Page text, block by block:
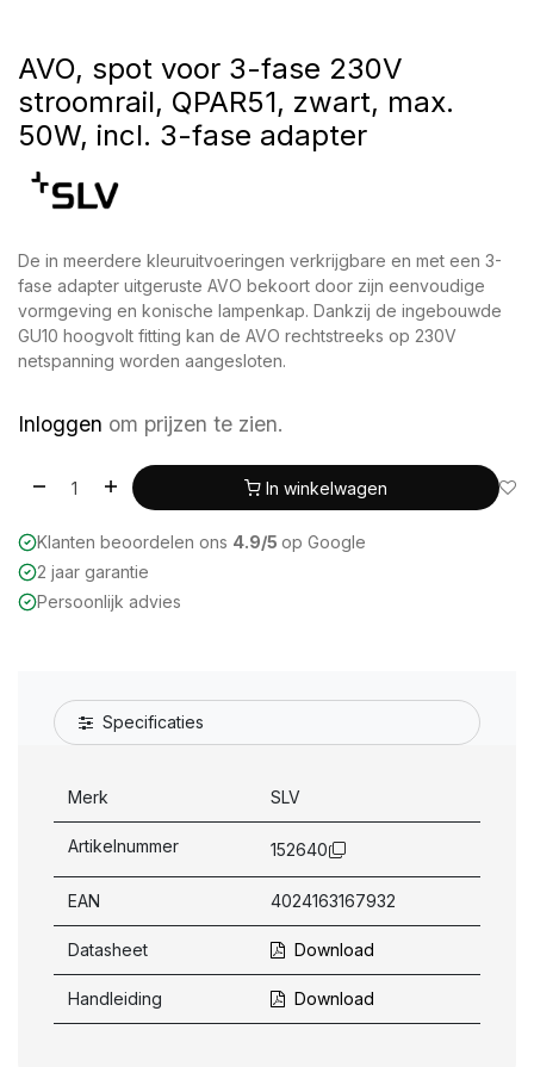
AVO, spot voor 3-fase 230V
stroomrail, QPAR51, zwart, max.
50W, incl. 3-fase adapter
De in meerdere kleuruitvoeringen verkrijgbare en met een 3-
fase adapter uitgeruste AVO bekoort door zijn eenvoudige
vormgeving en konische lampenkap. Dankzij de ingebouwde
GU10 hoogvolt fitting kan de AVO rechtstreeks op 230V
netspanning worden aangesloten.
Inloggen om prijzen te zien.
In winkelwagen
Klanten beoordelen ons 4.9/5 op Google
2 jaar garantie
Persoonlijk advies
Specificaties
Merk SLV
Artikelnummer 152640
EAN 4024163167932
Datasheet Download
Handleiding Download